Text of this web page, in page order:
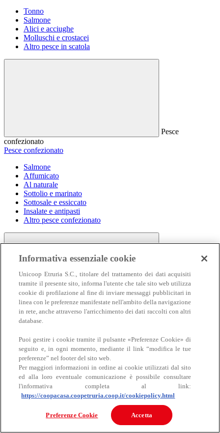
Tonno
Salmone
Alici e acciughe
Molluschi e crostacei
Altro pesce in scatola
Pesce
confezionato
Pesce confezionato
Salmone
Affumicato
Al naturale
Sottolio e marinato
Sottosale e essiccato
Insalate e antipasti
Altro pesce confezionato
Carne
Carne
Bovino
Informativa essenziale cookie
Unicoop Etruria S.C., titolare del trattamento dei dati acquisiti
tramite il presente sito, informa l'utente che tale sito web utilizza
cookie di profilazione al fine di inviare messaggi pubblicitari in
linea con le preferenze manifestate nell'ambito della navigazione
in rete, anche attraverso l'arricchimento dei dati raccolti con altri
database.
Puoi gestire i cookie tramite il pulsante «Preferenze Cookie» di
seguito e, in ogni momento, mediante il link “modifica le tue
preferenze” nel footer del sito web.
Per maggiori informazioni in ordine ai cookie utilizzati dal sito
ed alla loro eventuale comunicazione è possibile consultare
l'informativa completa al link:
https://coopacasa.coopetruria.coop.it/cookiepolicy.html
Preferenze Cookie Accetta